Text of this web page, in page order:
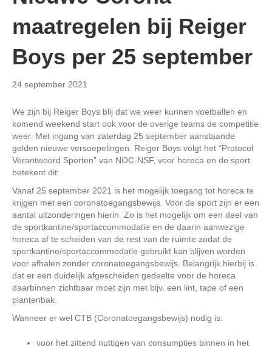
maatregelen bij Reiger
Boys per 25 september
24 september 2021
We zijn bij Reiger Boys blij dat we weer kunnen voetballen en
komend weekend start ook voor de overige teams de competitie
weer. Met ingang van zaterdag 25 september aanstaande
gelden nieuwe versoepelingen. Reiger Boys volgt het “Protocol
Verantwoord Sporten” van NOC-NSF, voor horeca en de sport
betekent dit:
Vanaf 25 september 2021 is het mogelijk toegang tot horeca te
krijgen met een coronatoegangsbewijs. Voor de sport zijn er een
aantal uitzonderingen hierin. Zo is het mogelijk om een deel van
de sportkantine/sportaccommodatie en de daarin aanwezige
horeca af te scheiden van de rest van de ruimte zodat de
sportkantine/sportaccommodatie gebruikt kan blijven worden
voor afhalen zonder coronatoegangsbewijs. Belangrijk hierbij is
dat er een duidelijk afgescheiden gedeelte voor de horeca
daarbinnen zichtbaar moet zijn met bijv. een lint, tape of een
plantenbak.
Wanneer er wel CTB (Coronatoegangsbewijs) nodig is:
voor het zittend nuttigen van consumpties binnen in het